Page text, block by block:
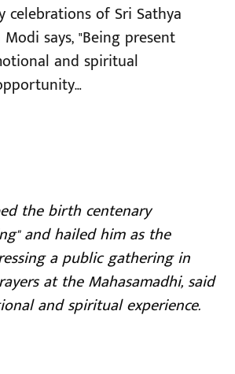
celebrations of Sri Sathya
says, "Being present
and spiritual
the birth centenary
and hailed him as the
a public gathering in
at the Mahasamadhi, said
and spiritual experience.